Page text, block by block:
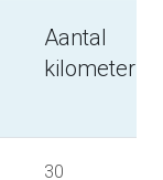
Aantal
kilometers
30